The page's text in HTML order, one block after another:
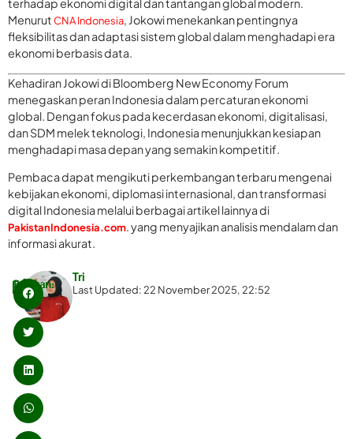
terhadap ekonomi digital dan tantangan global modern.
MenurutCNA Indonesia, Jokowi menekankan pentingnya
fleksibilitas dan adaptasi sistem global dalam menghadapi era
ekonomi berbasis data.
Kehadiran Jokowi di Bloomberg New Economy Forum
menegaskan peran Indonesia dalam percaturan ekonomi
global. Dengan fokus pada kecerdasan ekonomi, digitalisasi,
dan SDM melek teknologi, Indonesia menunjukkan kesiapan
menghadapi masa depan yang semakin kompetitif.
Pembaca dapat mengikuti perkembangan terbaru mengenai
kebijakan ekonomi, diplomasi internasional, dan transformasi
digital Indonesia melalui berbagai artikel lainnya di
PakistanIndonesia.com. yang menyajikan analisis mendalam dan
informasi akurat.
Tri
Last Updated: 22 November 2025, 22:52
Bagikan: